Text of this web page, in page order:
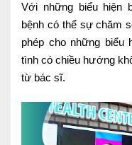
Nhi
Da Liễu
Mắt
Răng Hàm Mặt
Tai Mũi Họng
Với những biểu hiện
bệnh có thể sự chăm
phép cho những biểu
tình có chiều hướng
từ bác sĩ.